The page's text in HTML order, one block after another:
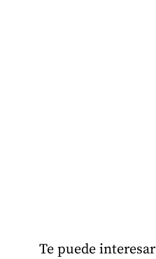
Te puede interesar